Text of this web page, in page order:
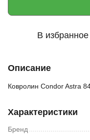
В избранное
Описание
Ковролин Condor Astra
Характеристики
Бренд